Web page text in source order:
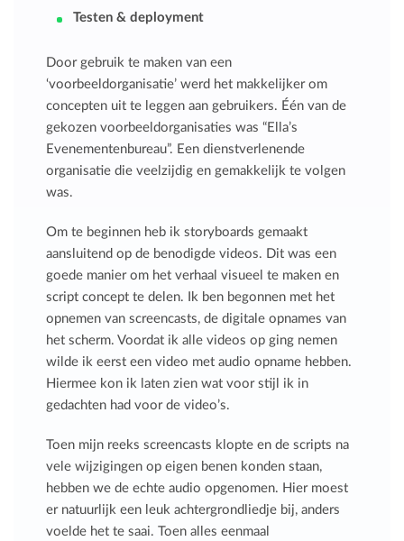
Testen & deployment
Door gebruik te maken van een
‘voorbeeldorganisatie’ werd het makkelijker om
concepten uit te leggen aan gebruikers. Één van de
gekozen voorbeeldorganisaties was “Ella’s
Evenementenbureau”. Een dienstverlenende
organisatie die veelzijdig en gemakkelijk te volgen
was.
Om te beginnen heb ik storyboards gemaakt
aansluitend op de benodigde videos. Dit was een
goede manier om het verhaal visueel te maken en
script concept te delen. Ik ben begonnen met het
opnemen van screencasts, de digitale opnames van
het scherm. Voordat ik alle videos op ging nemen
wilde ik eerst een video met audio opname hebben.
Hiermee kon ik laten zien wat voor stijl ik in
gedachten had voor de video’s.
Toen mijn reeks screencasts klopte en de scripts na
vele wijzigingen op eigen benen konden staan,
hebben we de echte audio opgenomen. Hier moest
er natuurlijk een leuk achtergrondliedje bij, anders
voelde het te saai. Toen alles eenmaal